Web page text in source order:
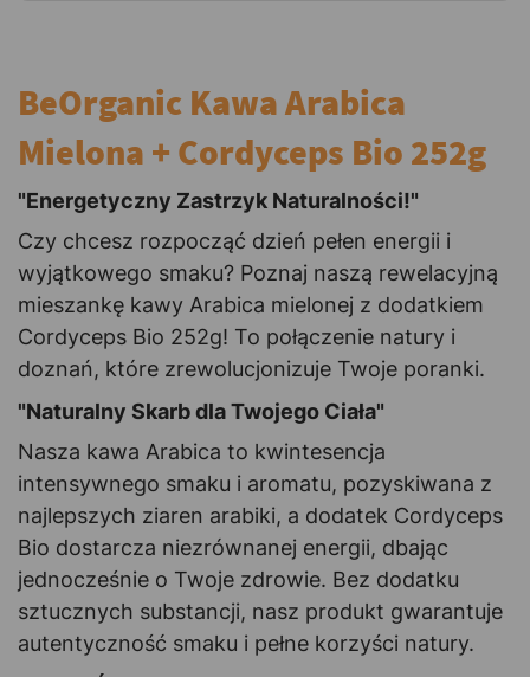
BeOrganic Kawa Arabica
Mielona + Cordyceps Bio 252g
"Energetyczny Zastrzyk Naturalności!"
Czy chcesz rozpocząć dzień pełen energii i
wyjątkowego smaku? Poznaj naszą rewelacyjną
mieszankę kawy Arabica mielonej z dodatkiem
Cordyceps Bio 252g! To połączenie natury i
doznań, które zrewolucjonizuje Twoje poranki.
"Naturalny Skarb dla Twojego Ciała"
Nasza kawa Arabica to kwintesencja
intensywnego smaku i aromatu, pozyskiwana z
najlepszych ziaren arabiki, a dodatek Cordyceps
Bio dostarcza niezrównanej energii, dbając
jednocześnie o Twoje zdrowie. Bez dodatku
sztucznych substancji, nasz produkt gwarantuje
autentyczność smaku i pełne korzyści natury.